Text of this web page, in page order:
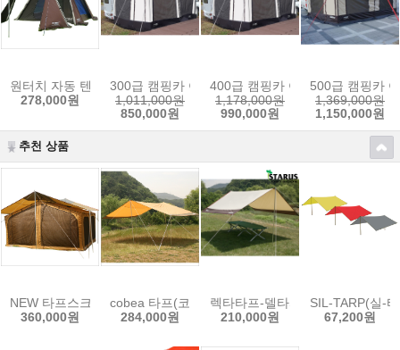
원터치 자동 텐트
278,000원
300급 캠핑카 어닝텐트
1,011,000원
850,000원
400급 캠핑카 어닝텐트
1,178,000원
990,000원
500급 캠핑카
1,369,000원
1,150,000원
추천 상품
NEW 타프스크린
360,000원
cobea 타프(코베아타프)
284,000원
렉타타프-델타S(풀세트)
210,000원
SIL-TARP(실-
67,200원